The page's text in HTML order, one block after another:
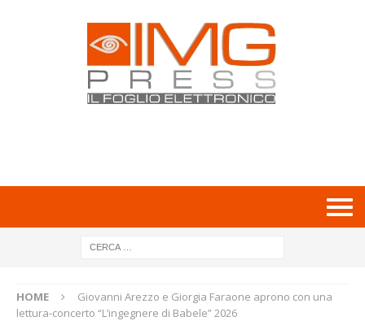
HOME
Giovanni Arezzo e Giorgia Faraone aprono con una
lettura-concerto “L’ingegnere di Babele” 2026